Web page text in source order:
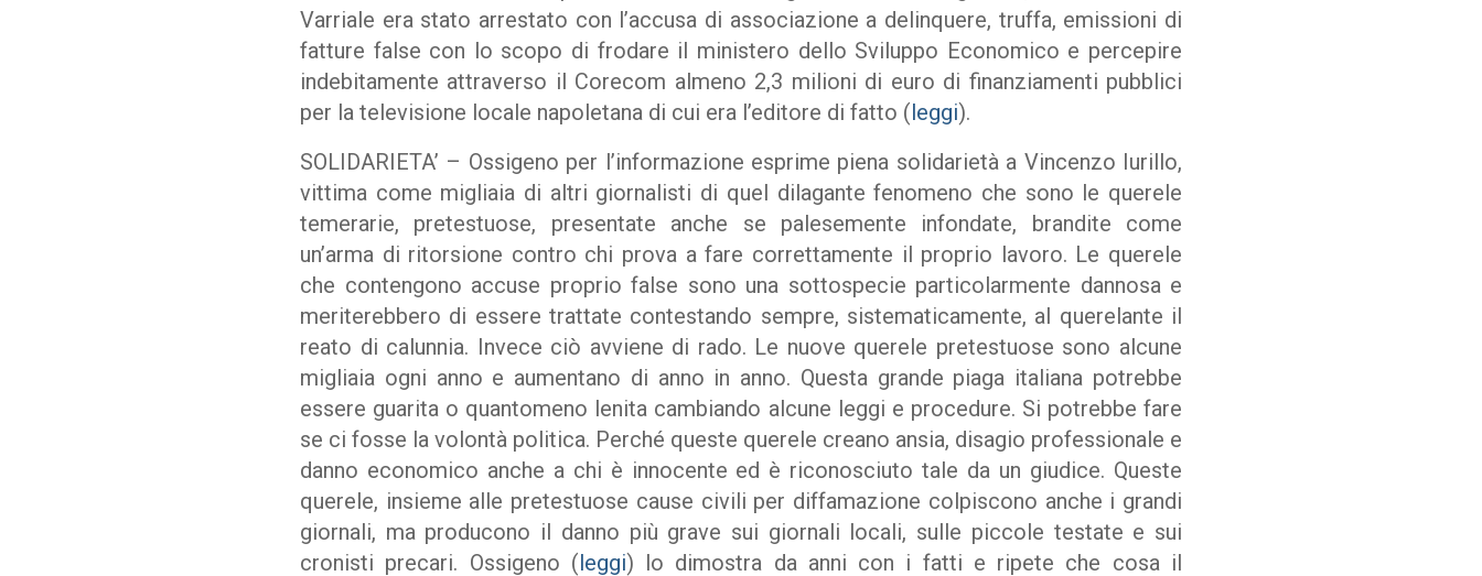
Varriale era stato arrestato con l’accusa di associazione a delinquere, truffa, emissioni di
fatture false con lo scopo di frodare il ministero dello Sviluppo Economico e percepire
indebitamente attraverso il Corecom almeno 2,3 milioni di euro di finanziamenti pubblici
per la televisione locale napoletana di cui era l’editore di fatto (leggi).
SOLIDARIETA’ – Ossigeno per l’informazione esprime piena solidarietà a Vincenzo Iurillo,
vittima come migliaia di altri giornalisti di quel dilagante fenomeno che sono le querele
temerarie, pretestuose, presentate anche se palesemente infondate, brandite come
un’arma di ritorsione contro chi prova a fare correttamente il proprio lavoro. Le querele
che contengono accuse proprio false sono una sottospecie particolarmente dannosa e
meriterebbero di essere trattate contestando sempre, sistematicamente, al querelante il
reato di calunnia. Invece ciò avviene di rado. Le nuove querele pretestuose sono alcune
migliaia ogni anno e aumentano di anno in anno. Questa grande piaga italiana potrebbe
essere guarita o quantomeno lenita cambiando alcune leggi e procedure. Si potrebbe fare
se ci fosse la volontà politica. Perché queste querele creano ansia, disagio professionale e
danno economico anche a chi è innocente ed è riconosciuto tale da un giudice. Queste
querele, insieme alle pretestuose cause civili per diffamazione colpiscono anche i grandi
giornali, ma producono il danno più grave sui giornali locali, sulle piccole testate e sui
cronisti precari. Ossigeno (leggi) lo dimostra da anni con i fatti e ripete che cosa il